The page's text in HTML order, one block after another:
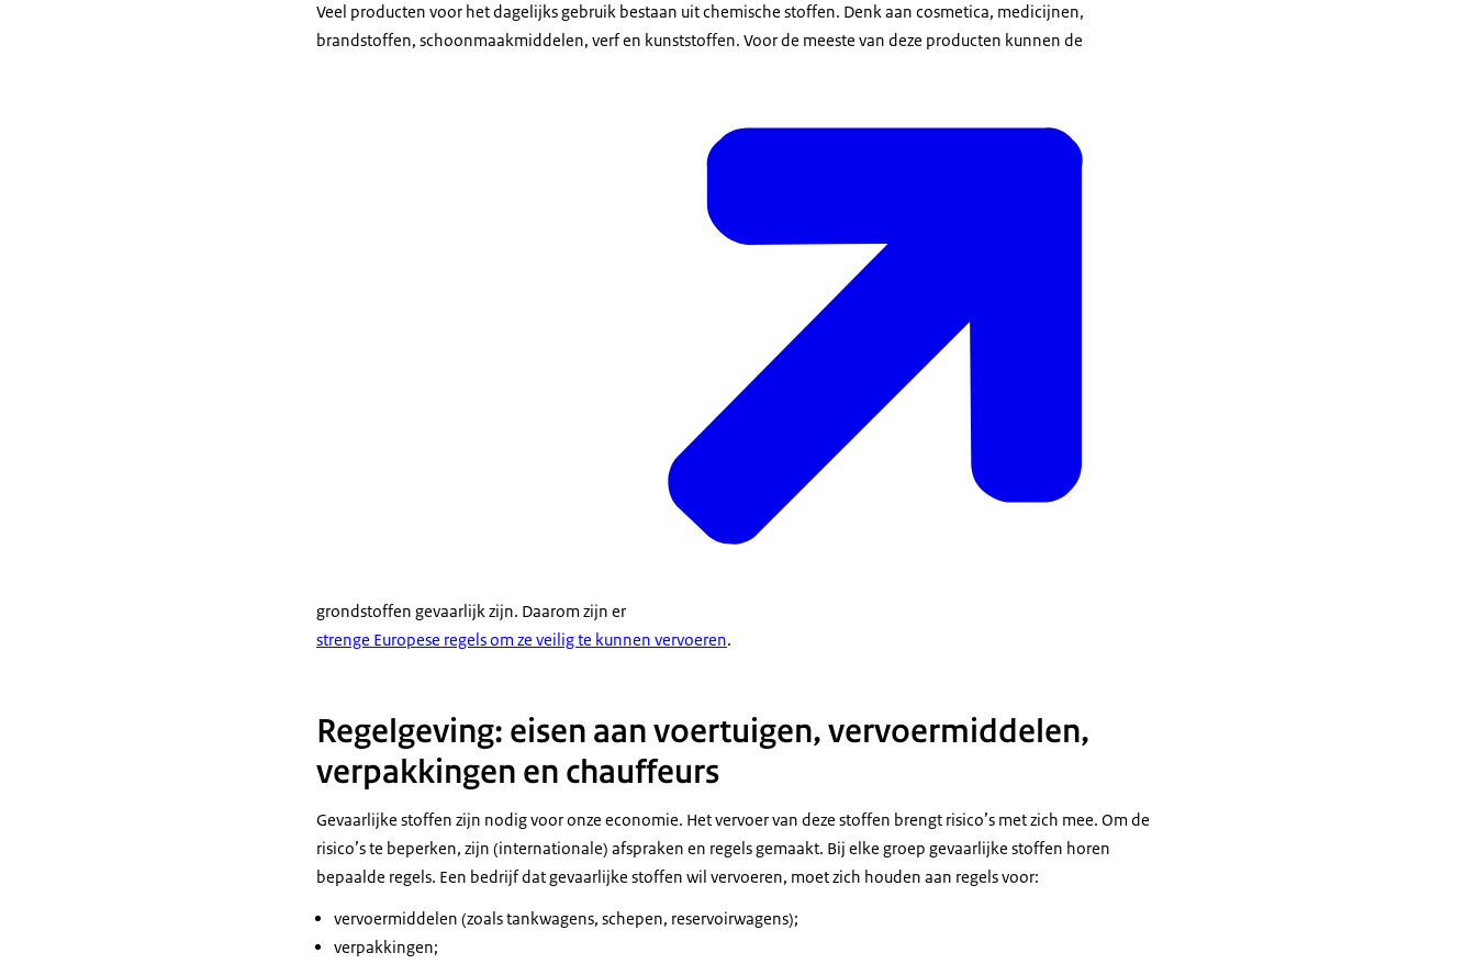
Veel producten voor het dagelijks gebruik bestaan uit chemische stoffen. Denk aan cosmetica, medicijnen,
brandstoffen, schoonmaakmiddelen, verf en kunststoffen. Voor de meeste van deze producten kunnen de
grondstoffen gevaarlijk zijn. Daarom zijn er
strenge Europese regels om ze veilig te kunnen vervoeren.
Regelgeving: eisen aan voertuigen, vervoermiddelen,
verpakkingen en chauffeurs
Gevaarlijke stoffen zijn nodig voor onze economie. Het vervoer van deze stoffen brengt risico’s met zich mee. Om de
risico’s te beperken, zijn (internationale) afspraken en regels gemaakt. Bij elke groep gevaarlijke stoffen horen
bepaalde regels. Een bedrijf dat gevaarlijke stoffen wil vervoeren, moet zich houden aan regels voor:
vervoermiddelen (zoals tankwagens, schepen, reservoirwagens);
verpakkingen;